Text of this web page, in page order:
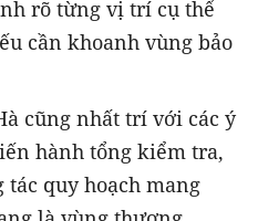
rõ từng vị trí cụ thể
cần khoanh vùng bảo
cũng nhất trí với các ý
hành tổng kiểm tra,
tác quy hoạch mang